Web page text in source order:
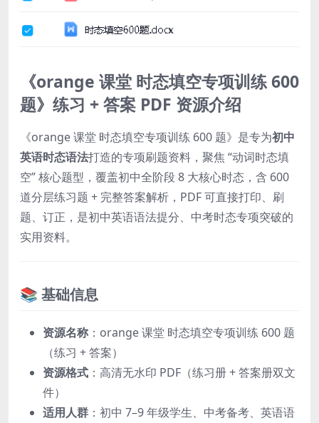
《orange 课堂 时态填空专项训练 600
题》练习 + 答案 PDF 资源介绍
《orange 课堂 时态填空专项训练 600 题》是专为初中
英语时态语法打造的专项刷题资料，聚焦 “动词时态填
空” 核心题型，覆盖初中全阶段 8 大核心时态，含 600
道分层练习题 + 完整答案解析，PDF 可直接打印、刷
题、订正，是初中英语语法提分、中考时态专项突破的
实用资料。
📚 基础信息
资源名称 ：orange 课堂 时态填空专项训练 600 题
（练习 + 答案）
资源格式 ：高清无水印 PDF（练习册 + 答案册双文
件）
适用人群 ：初中 7–9 年级学生、中考备考、英语语